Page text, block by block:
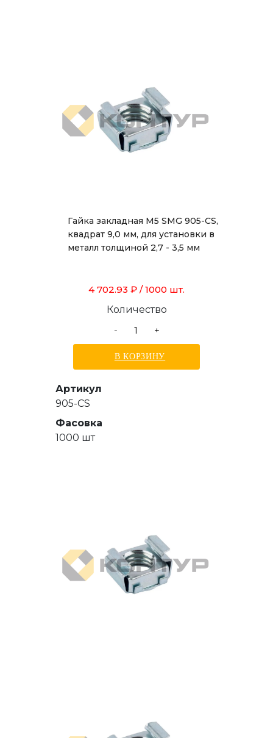
Гайка закладная М5 SMG 905-CS,
квадрат 9,0 мм, для установки в
металл толщиной 2,7 - 3,5 мм
4 702.93 ₽ / 1000 шт.
Количество
-
+
В КОРЗИНУ
Артикул
905-CS
Фасовка
1000 шт